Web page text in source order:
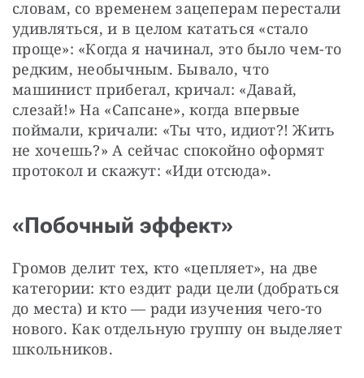
словам, со временем зацеперам перестали
удивляться, и в целом кататься «стало
проще»: «Когда я начинал, это было чем-то
редким, необычным. Бывало, что
машинист прибегал, кричал: «Давай,
слезай!» На «Сапсане», когда впервые
поймали, кричали: «Ты что, идиот?! Жить
не хочешь?» А сейчас спокойно оформят
протокол и скажут: «Иди отсюда».
«Побочный эффект»
Громов делит тех, кто «цепляет», на две
категории: кто ездит ради цели (добраться
до места) и кто — ​ради изучения чего-то
нового. Как отдельную группу он выделяет
школьников.